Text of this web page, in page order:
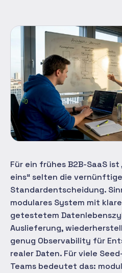
Für ein frühes B2B-SaaS
eins“ selten die vernünftige
Standardentscheidung.
modulares System mit
getestetem
Auslieferung,
genug Observability für
realer Daten. Für viele
Teams bedeutet das: